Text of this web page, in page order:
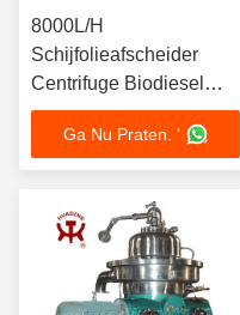
8000L/H
Schijfolieafscheider
Centrifuge Biodiesel
Glycerine Scheiding met
11kW Motor SS316L
440V Automatische
Ga Nu Praten. '